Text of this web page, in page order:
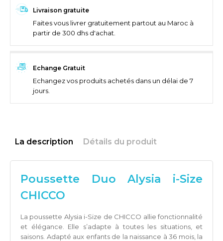
Livraison gratuite
Faites vous livrer gratuitement partout au Maroc à
partir de 300 dhs d'achat.
Echange Gratuit
Echangez vos produits achetés dans un délai de 7
jours.
La description Détails du produit
Poussette Duo Alysia i-Size
CHICCO
La poussette Alysia i-Size de CHICCO allie fonctionnalité
et élégance. Elle s’adapte à toutes les situations, et
saisons. Adapté aux enfants de la naissance à 36 mois, la